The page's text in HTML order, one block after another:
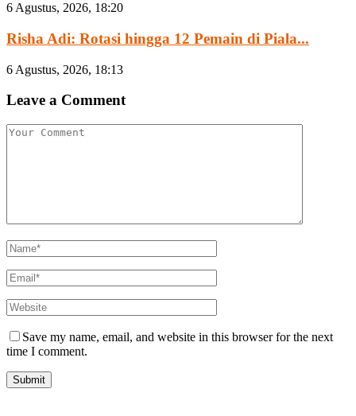
6 Agustus, 2026, 18:20
Risha Adi: Rotasi hingga 12 Pemain di Piala...
6 Agustus, 2026, 18:13
Leave a Comment
Save my name, email, and website in this browser for the next
time I comment.